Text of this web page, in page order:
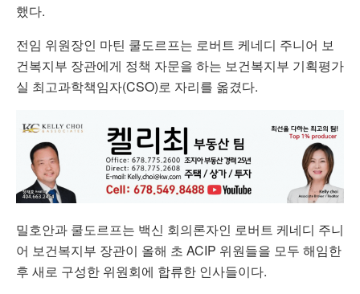
했다.
전임 위원장인 마틴 쿨도르프는 로버트 케네디 주니어 보
건복지부 장관에게 정책 자문을 하는 보건복지부 기획평가
실 최고과학책임자(CSO)로 자리를 옮겼다.
밀호안과 쿨도르프는 백신 회의론자인 로버트 케네디 주니
어 보건복지부 장관이 올해 초 ACIP 위원들을 모두 해임한
후 새로 구성한 위원회에 합류한 인사들이다.